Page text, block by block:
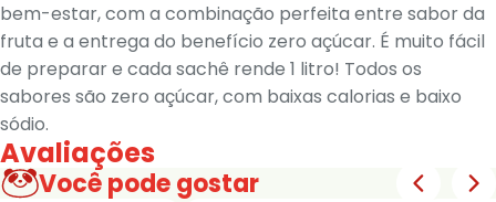
bem-estar, com a combinação perfeita entre sabor da
fruta e a entrega do benefício zero açúcar. É muito fácil
de preparar e cada sachê rende 1 litro! Todos os
sabores são zero açúcar, com baixas calorias e baixo
sódio.
Avaliações
Você pode gostar